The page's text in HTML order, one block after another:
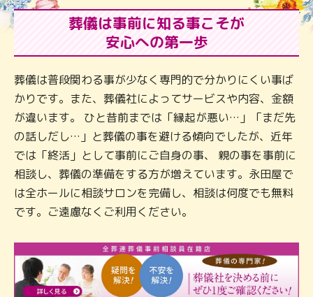
葬儀は事前に知る事こそが
安心への第一歩
葬儀は普段関わる事が少なく専門的で分かりにくい事ば
かりです。また、葬儀社によってサービスや内容、金額
が違います。 ひと昔前までは「縁起が悪い…」「まだ先
の話しだし…」と葬儀の事を避ける傾向でしたが、近年
では「終活」として事前にご自身の事、 親の事を事前に
相談し、葬儀の準備をする方が増えています。永田屋で
は全ホールに相談サロンを完備し、相談は何度でも無料
です。ご遠慮なくご利用ください。